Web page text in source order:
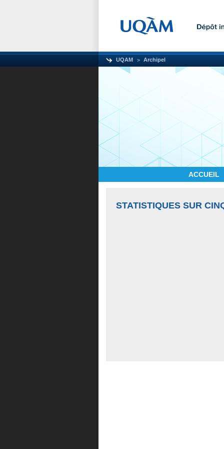
UQAM Archipel
ACCUEIL
STATISTIQUES SUR